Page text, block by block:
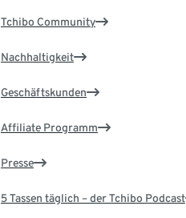
Tchibo Community
Nachhaltigkeit
Geschäftskunden
Affiliate Programm
Presse
5 Tassen täglich – der Tchibo Podcast